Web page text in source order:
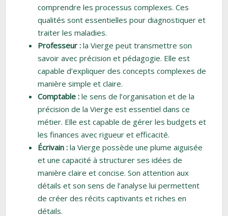
comprendre les processus complexes. Ces
qualités sont essentielles pour diagnostiquer et
traiter les maladies.
Professeur : la Vierge peut transmettre son
savoir avec précision et pédagogie. Elle est
capable d’expliquer des concepts complexes de
manière simple et claire.
Comptable : le sens de l’organisation et de la
précision de la Vierge est essentiel dans ce
métier. Elle est capable de gérer les budgets et
les finances avec rigueur et efficacité.
Écrivain : la Vierge possède une plume aiguisée
et une capacité à structurer ses idées de
manière claire et concise. Son attention aux
détails et son sens de l’analyse lui permettent
de créer des récits captivants et riches en
détails.